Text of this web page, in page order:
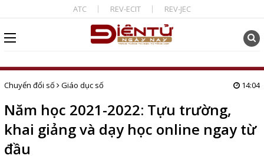
ATC REV-ECIT REV-JEC
Chuyển đổi số Giáo dục số 14:04
Năm học 2021-2022: Tựu trường,
khai giảng và dạy học online ngay từ
đầu